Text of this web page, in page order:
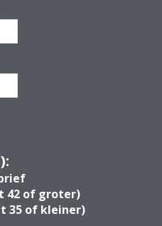
42 of groter)
35 of kleiner)